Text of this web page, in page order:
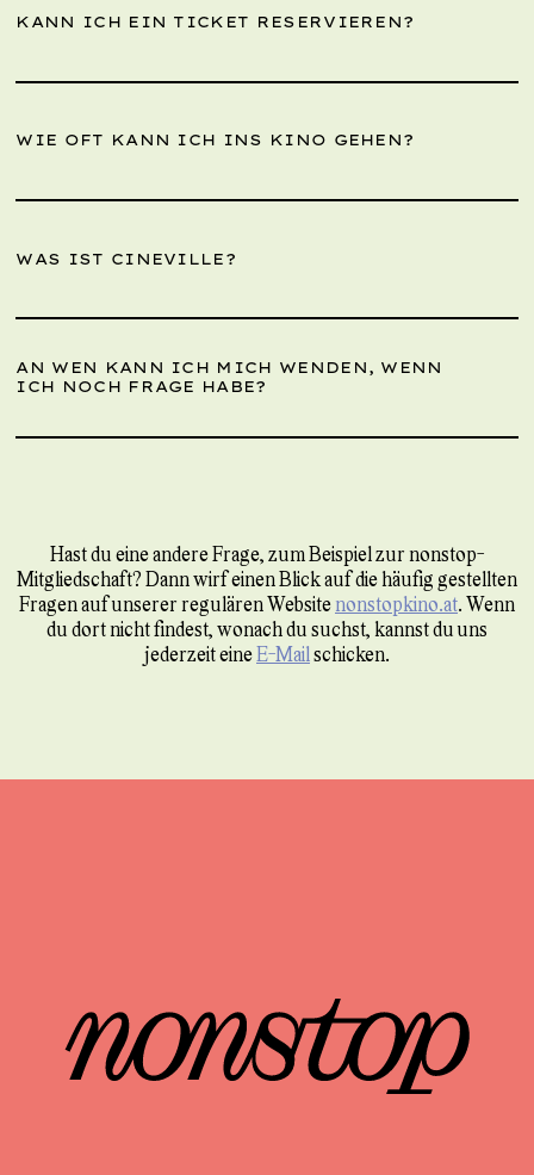
KANN ICH EIN TICKET RESERVIEREN?
WIE OFT KANN ICH INS KINO GEHEN?
WAS IST CINEVILLE?
AN WEN KANN ICH MICH WENDEN, WENN
ICH NOCH FRAGE HABE?
Hast du eine andere Frage, zum Beispiel zur nonstop-
Mitgliedschaft? Dann wirf einen Blick auf die häufig gestellten
Fragen auf unserer regulären Websitenonstopkino.at. Wenn
du dort nicht findest, wonach du suchst, kannst du uns
jederzeit eineE-Mailschicken.